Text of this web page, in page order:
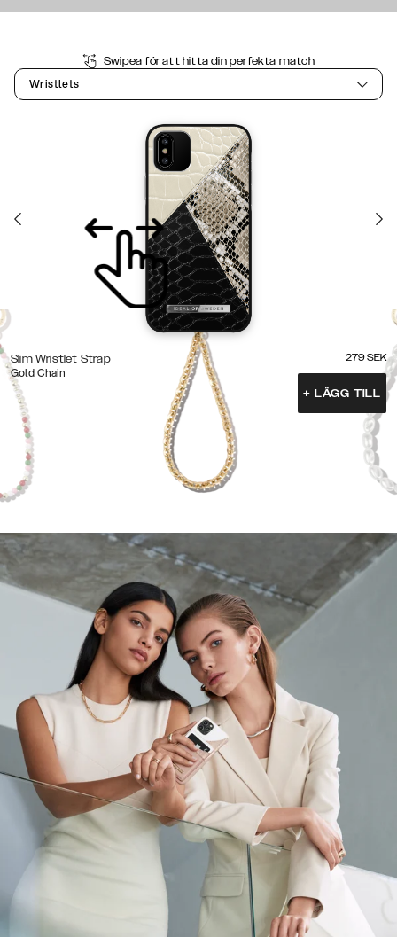
Swipea för att hitta din perfekta match
Wristlets
Slim Wristlet Strap
Gold Chain
279 SEK
+ LÄGG TILL